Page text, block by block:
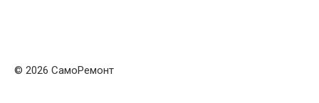
© 2026 СамоРемонт